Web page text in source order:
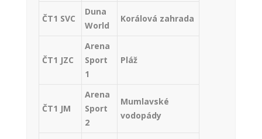
ČT1 SVC
Duna
World
Korálová zahrada
ČT1 JZC
Arena
Sport
1
Pláž
ČT1 JM
Arena
Sport
2
Mumlavské
vodopády